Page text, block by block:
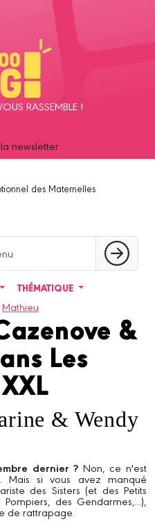
RASSEMBLE !
newsletter
des Maternelles
THÉMATIQUE
Mathieu
&
Les
& Wendy
dernier ? Non, ce n'est
Mais si vous avez manqué
des Sisters (et des Petits
des Gendarmes,...),
de rattrapage.